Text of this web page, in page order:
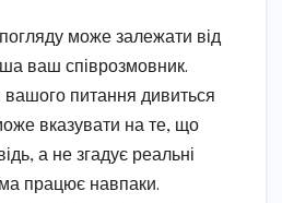
може залежати від
ваш співрозмовник.
питання дивиться
вказувати на те, що
а не згадує реальні
працює навпаки.